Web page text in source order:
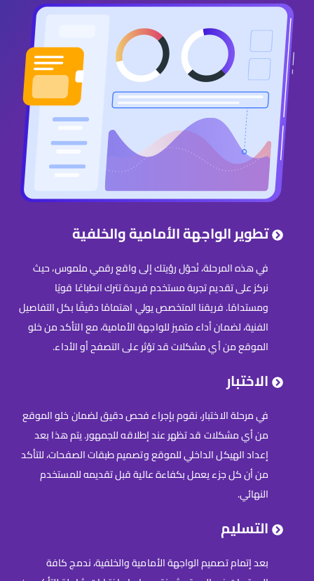
تطوير الواجهة الأمامية والخلفية
في هذه المرحلة، نُحوّل رؤيتك إلى واقع رقمي ملموس، حيث
نركز على تقديم تجربة مستخدم فريدة تترك انطباعًا قويًا
ومستدامًا. فريقنا المتخصص يولي اهتمامًا دقيقًا بكل التفاصيل
الفنية، لضمان أداء متميز للواجهة الأمامية، مع التأكد من خلو
الموقع من أي مشكلات قد تؤثر على التصفح أو الأداء.
الاختبار
في مرحلة الاختبار، نقوم بإجراء فحص دقيق لضمان خلو الموقع
من أي مشكلات قد تظهر عند إطلاقه للجمهور. يتم هذا بعد
إعداد الهيكل الداخلي للموقع وتصميم طبقات الصفحات، للتأكد
من أن كل جزء يعمل بكفاءة عالية قبل تقديمه للمستخدم
النهائي.
التسليم
بعد إتمام تصميم الواجهة الأمامية والخلفية، ندمج كافة